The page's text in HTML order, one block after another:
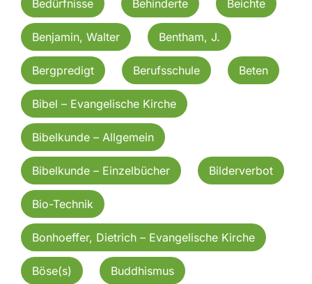
Bedürfnisse Behinderte Beichte
Benjamin, Walter Bentham, J.
Bergpredigt Berufsschule Beten
Bibel – Evangelische Kirche
Bibelkunde – Allgemein
Bibelkunde – Einzelbücher Bilderverbot
Bio-Technik
Bonhoeffer, Dietrich – Evangelische Kirche
Böse(s) Buddhismus